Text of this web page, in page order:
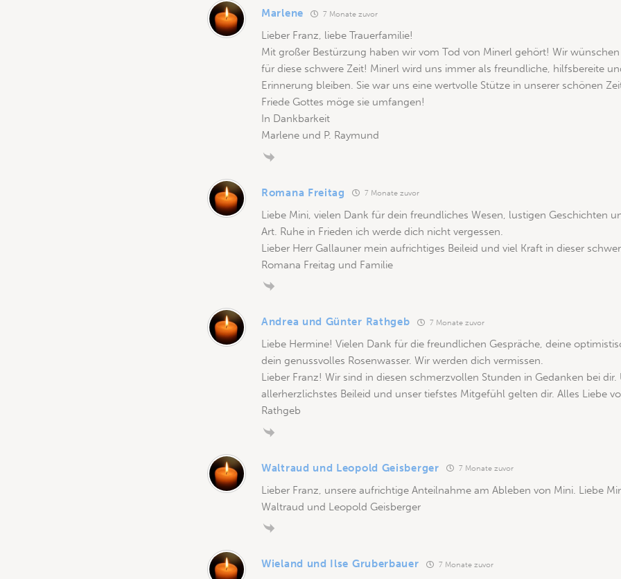
Marlene 7 Monate zuvor
Lieber Franz, liebe Trauerfamilie!
Mit großer Bestürzung haben wir vom Tod von Minerl gehört! Wir
für diese schwere Zeit! Minerl wird uns immer als freundliche, hilfsbereite
Erinnerung bleiben. Sie war uns eine wertvolle Stütze in unserer schönen
Friede Gottes möge sie umfangen!
In Dankbarkeit
Marlene und P. Raymund
Romana Freitag 7 Monate zuvor
Liebe Mini, vielen Dank für dein freundliches Wesen, lustigen Geschichten
Art. Ruhe in Frieden ich werde dich nicht vergessen.
Lieber Herr Gallauner mein aufrichtiges Beileid und viel Kraft in dieser
Romana Freitag und Familie
Andrea und Günter Rathgeb 7 Monate zuvor
Liebe Hermine! Vielen Dank für die freundlichen Gespräche, deine
dein genussvolles Rosenwasser. Wir werden dich vermissen.
Lieber Franz! Wir sind in diesen schmerzvollen Stunden in Gedanken bei dir.
allerherzlichstes Beileid und unser tiefstes Mitgefühl gelten dir. Alles Liebe
Rathgeb
Waltraud und Leopold Geisberger 7 Monate zuvor
Lieber Franz, unsere aufrichtige Anteilnahme am Ableben von Mini. Liebe
Waltraud und Leopold Geisberger
Wieland und Ilse Gruberbauer 7 Monate zuvor